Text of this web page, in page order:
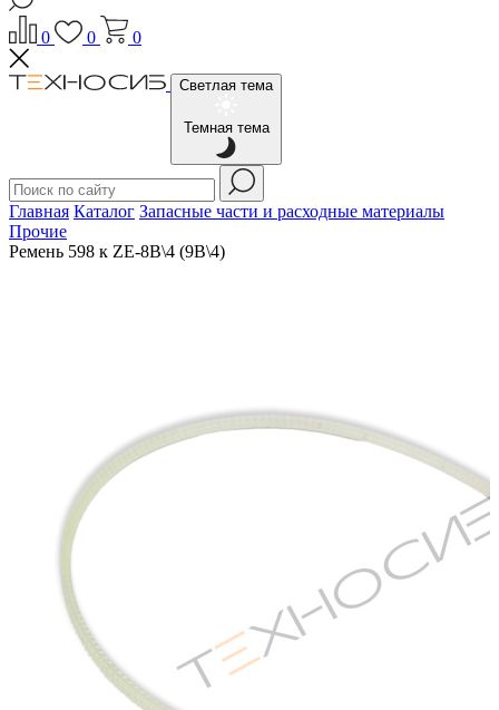
0 0 0
Светлая тема
Темная тема
Главная Каталог Запасные части и расходные материалы
Прочие
Ремень 598 к ZE-8B\4 (9B\4)